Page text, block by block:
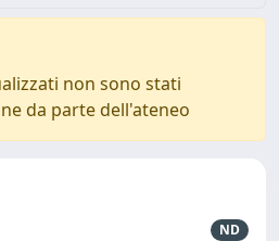
non sono stati
da parte dell'ateneo
ND